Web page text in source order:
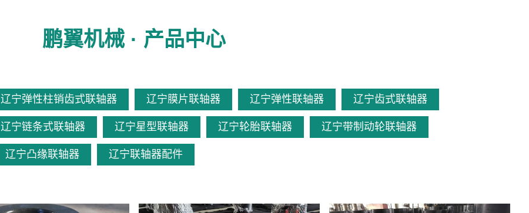
鹏翼机械 · 产品中心
辽宁弹性柱销齿式联轴器 辽宁膜片联轴器 辽宁弹性联轴器 辽宁齿式联轴器
辽宁链条式联轴器 辽宁星型联轴器 辽宁轮胎联轴器 辽宁带制动轮联轴器
辽宁凸缘联轴器 辽宁联轴器配件